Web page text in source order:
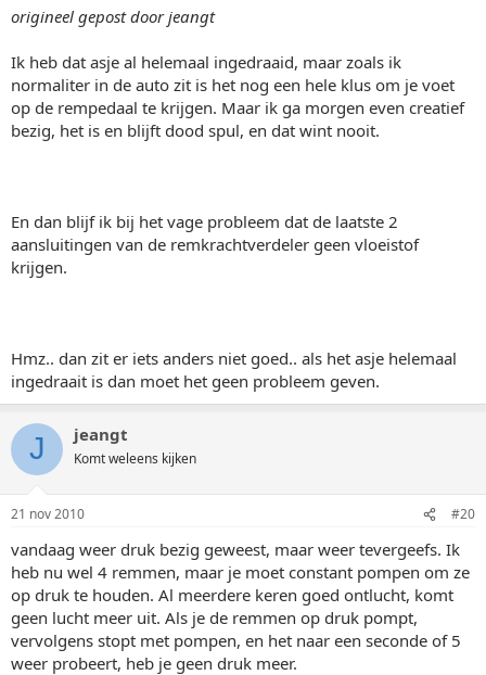
origineel gepost door jeangt
Ik heb dat asje al helemaal ingedraaid, maar zoals ik
normaliter in de auto zit is het nog een hele klus om je voet
op de rempedaal te krijgen. Maar ik ga morgen even creatief
bezig, het is en blijft dood spul, en dat wint nooit.
En dan blijf ik bij het vage probleem dat de laatste 2
aansluitingen van de remkrachtverdeler geen vloeistof
krijgen.
Hmz.. dan zit er iets anders niet goed.. als het asje helemaal
ingedraait is dan moet het geen probleem geven.
J jeangt
Komt weleens kijken
21 nov 2010 #20
vandaag weer druk bezig geweest, maar weer tevergeefs. Ik
heb nu wel 4 remmen, maar je moet constant pompen om ze
op druk te houden. Al meerdere keren goed ontlucht, komt
geen lucht meer uit. Als je de remmen op druk pompt,
vervolgens stopt met pompen, en het naar een seconde of 5
weer probeert, heb je geen druk meer.